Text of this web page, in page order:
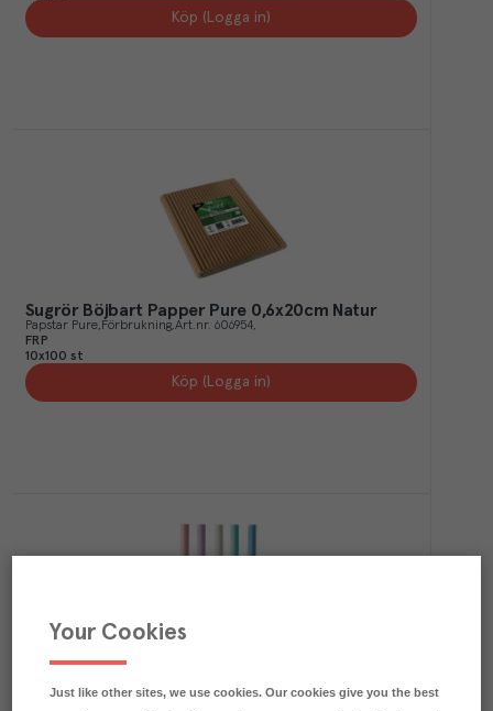
Köp (Logga in)
Sugrör Böjbart Papper Pure 0,6x20cm Natur
Papstar Pure Förbrukning Art.nr. 606954
FRP
10x100 st
Köp (Logga in)
färger
Your Cookies
Just like other sites, we use cookies. Our cookies give you the best